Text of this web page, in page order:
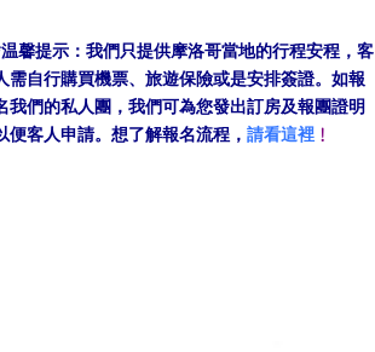
洛哥旅行-摩洛哥旅行指南 – 摩洛
哥行程 – 摩洛哥旅行社
温馨提示：我們只提供摩洛哥當地的行程安程，客
需自行購買機票、旅遊保險或是安排簽證。如報
我們的私人團，我們可為您發出訂房及報團證明
便客人申請。想了解報名流程，請看這裡 ﹗